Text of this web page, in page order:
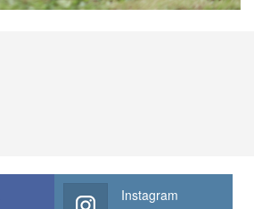
Instagram